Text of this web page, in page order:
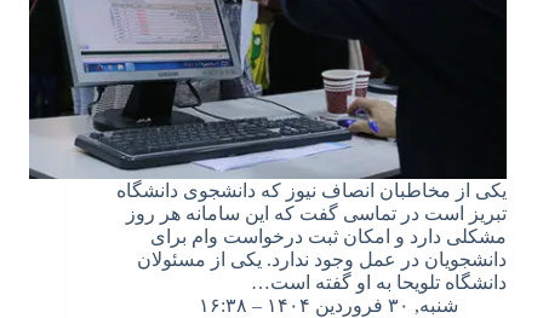
یکی از مخاطبان انصاف نیوز که دانشجوی دانشگاه
تبریز است در تماسی گفت که این سامانه هر روز
مشکلی دارد و امکان ثبت درخواست وام برای
دانشجویان در عمل وجود ندارد. یکی از مسئولان
دانشگاه تلویحا به او گفته است…
شنبه, ۳۰ فروردین ۱۴۰۴ – ۱۶:۳۸